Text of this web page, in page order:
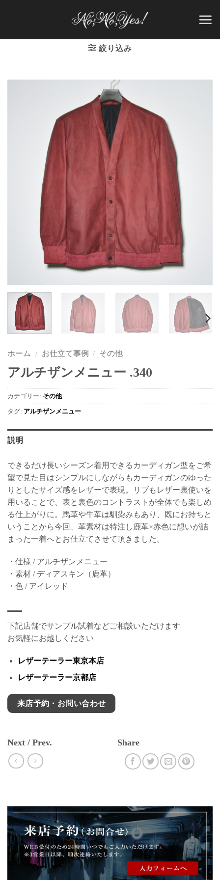
絞り込み
ホーム / お仕立て事例 / その他
アルチザンメニュー .340
カテゴリー: その他
タグ: アルチザンメニュー
説明
できるだけ長いシーズン着用できるカーディガン型をご希
望で見た目はシンプルにしながらもカーディガンのゆった
りとしたサイズ感をレザーで表現。リブもレザー裏使いを
用いることで、表と裏色のコントラストが全体でも楽しめ
る仕上がりに。馬革や牛革は馴染みもあり、既にお持ちと
いうことから今回、革素材は特注し鹿革×赤色に想いが詰
まった一着へとお仕立てさせて頂きました。
・仕様 / アルチザンメニュー
・素材 / ディアスキン（鹿革）
・色 / アイレッド
下記店舗でサンプル試着などご相談いただけます
お気軽にお越しください
レザーテーラー東京本店
レザーテーラー京都店
来店予約・お問い合わせ
Next / Prev. Share